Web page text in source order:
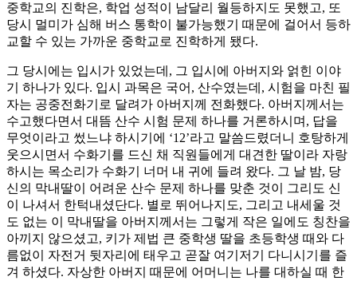
중학교의 진학은, 학업 성적이 남달리 월등하지도 못했고, 또
당시 멀미가 심해 버스 통학이 불가능했기 때문에 걸어서 등하
교할 수 있는 가까운 중학교로 진학하게 됐다.
그 당시에는 입시가 있었는데, 그 입시에 아버지와 얽힌 이야
기 하나가 있다. 입시 과목은 국어, 산수였는데, 시험을 마친 필
자는 공중전화기로 달려가 아버지께 전화했다. 아버지께서는
수고했다면서 대뜸 산수 시험 문제 하나를 거론하시며, 답을
무엇이라고 썼느냐 하시기에 ‘12’라고 말씀드렸더니 호탕하게
웃으시면서 수화기를 드신 채 직원들에게 대견한 딸이라 자랑
하시는 목소리가 수화기 너머 내 귀에 들려 왔다. 그 날 밤, 당
신의 막내딸이 어려운 산수 문제 하나를 맞춘 것이 그리도 신
이 나셔서 한턱내셨단다. 별로 뛰어나지도, 그리고 내세울 것
도 없는 이 막내딸을 아버지께서는 그렇게 작은 일에도 칭찬을
아끼지 않으셨고, 키가 제법 큰 중학생 딸을 초등학생 때와 다
름없이 자전거 뒷자리에 태우고 곧잘 여기저기 다니시기를 즐
겨 하셨다. 자상한 아버지 때문에 어머니는 나를 대하실 때 한